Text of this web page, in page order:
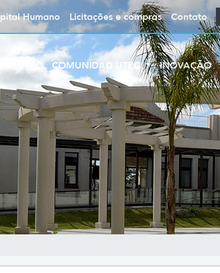
Humano Licitações e compras Contato
A UTEC COMUNIDAD UTEC INOVAÇÃO